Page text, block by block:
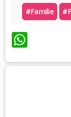
#familie